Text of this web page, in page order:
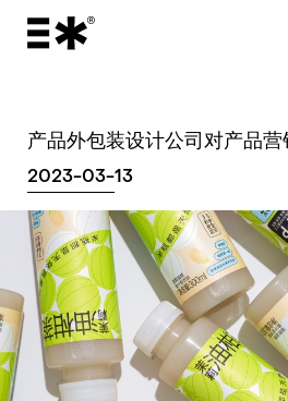
产品外包装设计公司对产品营
2023-03-13